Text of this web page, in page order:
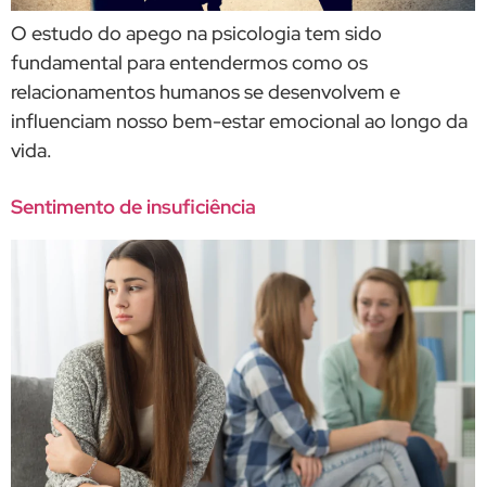
O estudo do apego na psicologia tem sido
fundamental para entendermos como os
relacionamentos humanos se desenvolvem e
influenciam nosso bem-estar emocional ao longo da
vida.
Sentimento de insuficiência